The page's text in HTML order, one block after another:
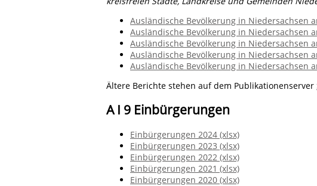
Ausländische Bevölkerung in Niedersachsen
Ausländische Bevölkerung in Niedersachsen
Ausländische Bevölkerung in Niedersachsen
Ausländische Bevölkerung in Niedersachsen
Ausländische Bevölkerung in Niedersachsen
Ältere Berichte stehen auf dem Publikationenserver
A I 9 Einbürgerungen
Einbürgerungen 2024 (xlsx)
Einbürgerungen 2023 (xlsx)
Einbürgerungen 2022 (xlsx)
Einbürgerungen 2021 (xlsx)
Einbürgerungen 2020 (xlsx)